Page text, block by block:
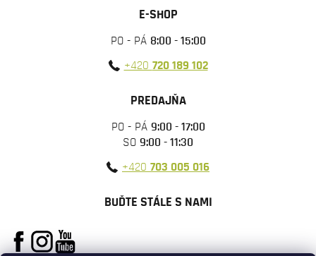
E-SHOP
PO - PÁ 8:00 - 15:00
+420 720 189 102
PREDAJŇA
PO - PÁ 9:00 - 17:00
SO 9:00 - 11:30
+420 703 005 016
BUĎTE STÁLE S NAMI